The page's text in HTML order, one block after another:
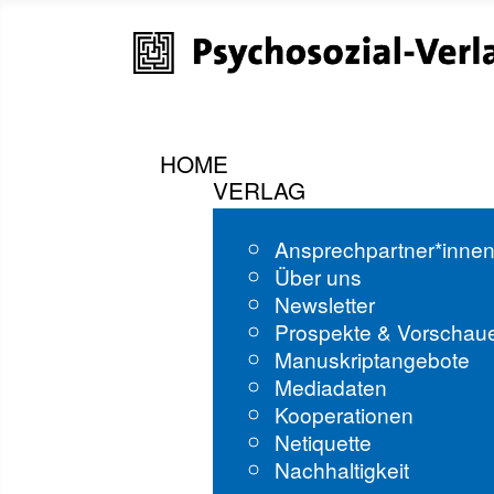
HOME
VERLAG
Über uns
Newsletter
Prospekte &
Manuskriptangebote
Mediadaten
Kooperationen
Netiquette
Nachhaltigkeit